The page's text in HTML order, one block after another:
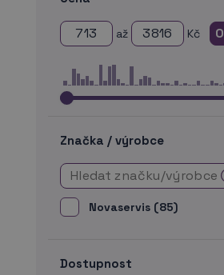
až Kč
Značka / výrobce
Novaservis (85)
Dostupnost